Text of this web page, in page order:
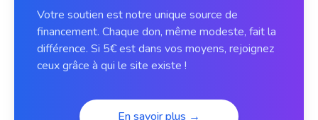
Votre soutien est notre unique source de
financement. Chaque don, même modeste, fait la
différence. Si 5€ est dans vos moyens, rejoignez
ceux grâce à qui le site existe !
En savoir plus →